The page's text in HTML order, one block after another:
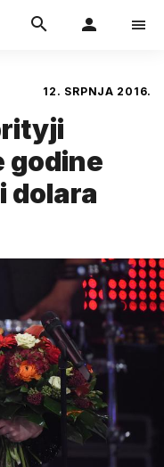
12. SRPNJA 2016.
godine
dolara